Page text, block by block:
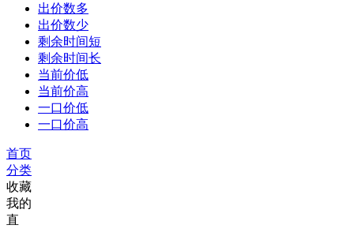
出价数多
出价数少
剩余时间短
剩余时间长
当前价低
当前价高
一口价低
一口价高
首页
分类
收藏
我的
直